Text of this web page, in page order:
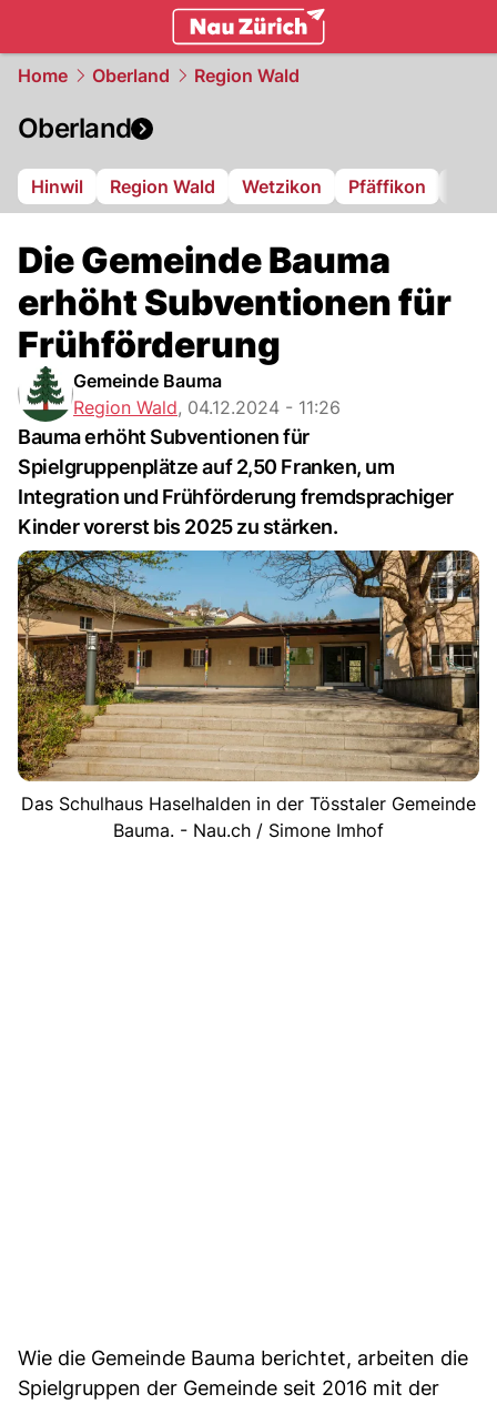
Home Oberland Region Wald
Oberland
Hinwil Region Wald Wetzikon Pfäffikon
Die Gemeinde Bauma
erhöht Subventionen für
Frühförderung
Gemeinde Bauma
Region Wald, 04.12.2024 - 11:26
Bauma erhöht Subventionen für
Spielgruppenplätze auf 2,50 Franken, um
Integration und Frühförderung fremdsprachiger
Kinder vorerst bis 2025 zu stärken.
Das Schulhaus Haselhalden in der Tösstaler Gemeinde
Bauma. - Nau.ch / Simone Imhof
Wie die Gemeinde Bauma berichtet, arbeiten die
Spielgruppen der Gemeinde seit 2016 mit der